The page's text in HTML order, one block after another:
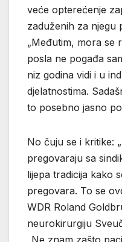
veće opterećenje
zaduženih za njegu
„Međutim, mora se
posla ne pogađa
niz godina vidi i u
djelatnostima.
to posebno jasno
No čuju se i kritike:
pregovaraju sa
lijepa tradicija kako
pregovara. To se
WDR Roland
neurokirurgiju
„Ne znam zašto